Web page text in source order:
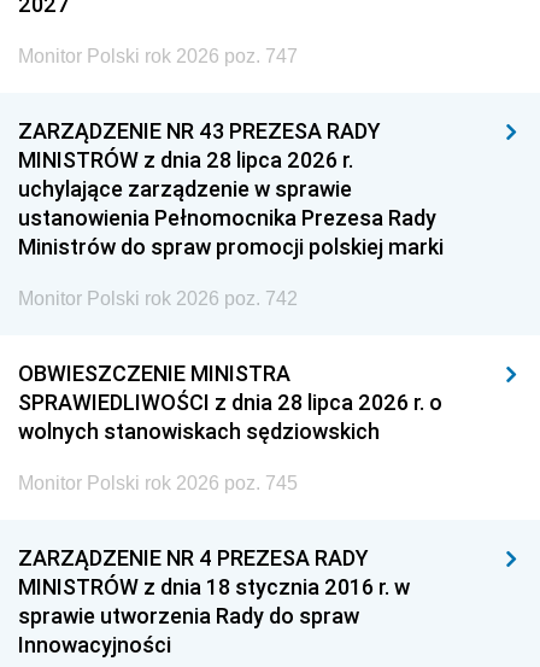
Monitor Polski rok 2026 poz. 747
ZARZĄDZENIE NR 43 PREZESA RADY
MINISTRÓW z dnia 28 lipca 2026 r.
uchylające zarządzenie w sprawie
ustanowienia Pełnomocnika Prezesa Rady
Ministrów do spraw promocji polskiej marki
Monitor Polski rok 2026 poz. 742
OBWIESZCZENIE MINISTRA
SPRAWIEDLIWOŚCI z dnia 28 lipca 2026 r. o
wolnych stanowiskach sędziowskich
Monitor Polski rok 2026 poz. 745
ZARZĄDZENIE NR 4 PREZESA RADY
MINISTRÓW z dnia 18 stycznia 2016 r. w
sprawie utworzenia Rady do spraw
Innowacyjności